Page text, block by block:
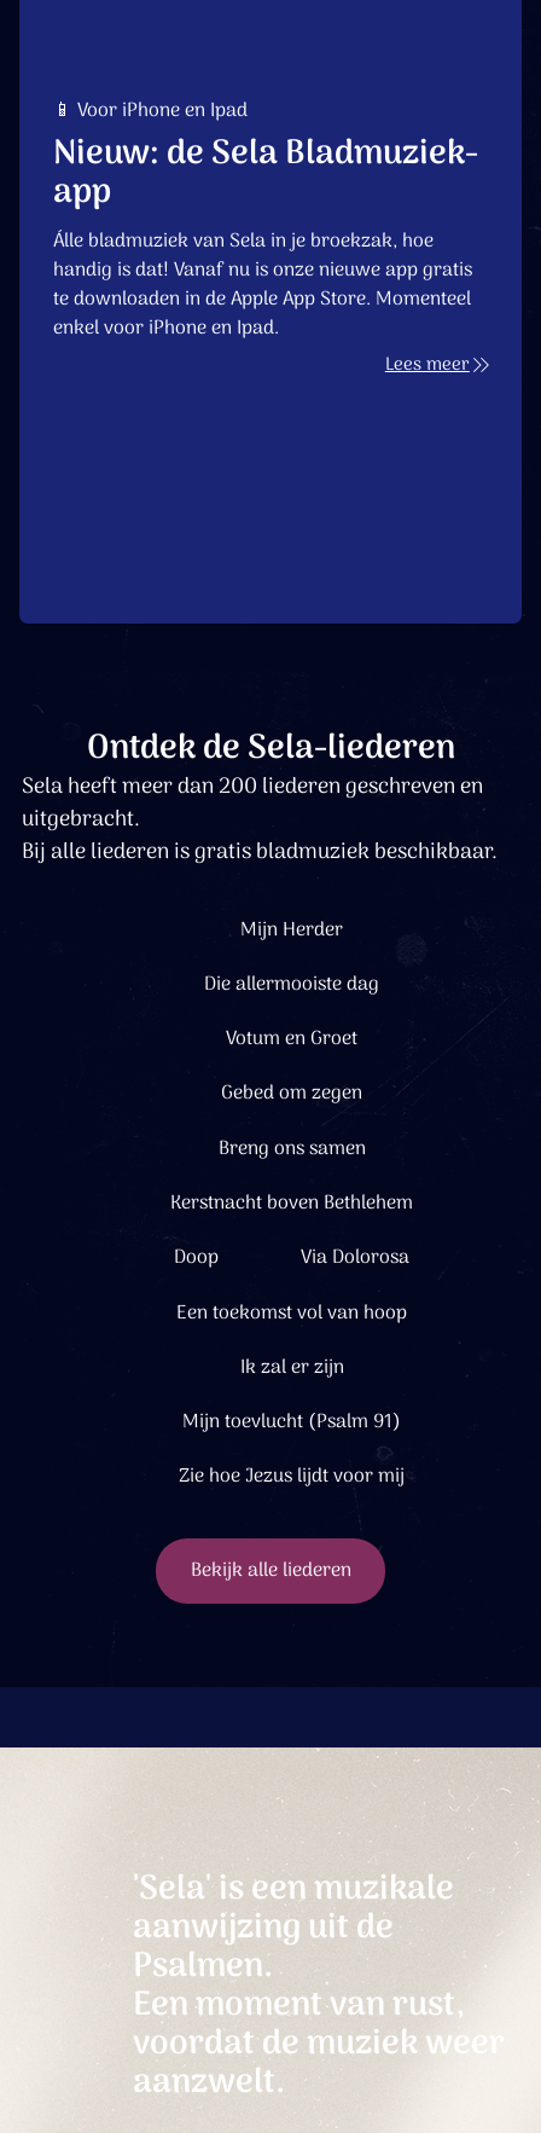
📱 Voor iPhone en Ipad
Nieuw: de Sela Bladmuziek-
app
Álle bladmuziek van Sela in je broekzak, hoe
handig is dat! Vanaf nu is onze nieuwe app gratis
te downloaden in de Apple App Store. Momenteel
enkel voor iPhone en Ipad.
Lees meer
Ontdek de Sela-liederen
Sela heeft meer dan 200 liederen geschreven en
uitgebracht.
Bij alle liederen is gratis bladmuziek beschikbaar.
Mijn Herder
Die allermooiste dag
Votum en Groet
Gebed om zegen
Breng ons samen
Kerstnacht boven Bethlehem
Doop
Via Dolorosa
Een toekomst vol van hoop
Ik zal er zijn
Mijn toevlucht (Psalm 91)
Zie hoe Jezus lijdt voor mij
Bekijk alle liederen
'Sela' is een muzikale
aanwijzing uit de
Psalmen.
Een moment van rust,
voordat de muziek weer
aanzwelt.